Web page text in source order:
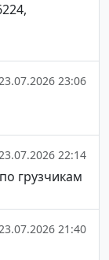
23.07.2026 23:06
23.07.2026 22:14
грузчикам
23.07.2026 21:40